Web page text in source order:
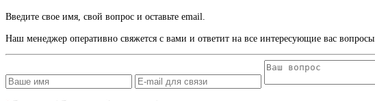
Введите свое имя, свой вопрос и оставьте email.
Наш менеджер оперативно свяжется с вами и ответит на все интересующие вас вопросы.